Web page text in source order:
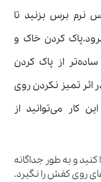
نرم برس بزنید تا
کردن خاک و
از پاک کردن
اثر تمیز نکردن روی
‌کار می‌توانید از
و به طور جداگانه
روی کفش را نگیرد.